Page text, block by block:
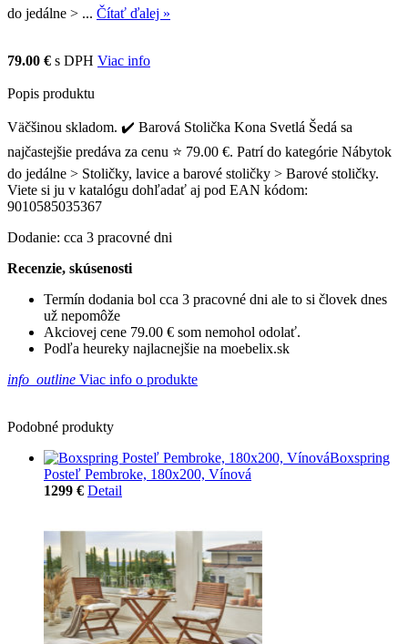
do jedálne > ... Čítať ďalej »
79.00 € s DPH Viac info
Popis produktu
Väčšinou skladom. ✔️ Barová Stolička Kona Svetlá Šedá sa
najčastejšie predáva za cenu ⭐ 79.00 €. Patrí do kategórie Nábytok
do jedálne > Stoličky, lavice a barové stoličky > Barové stoličky.
Viete si ju v katalógu dohľadať aj pod EAN kódom:
9010585035367
Dodanie: cca 3 pracovné dni
Recenzie, skúsenosti
Termín dodania bol cca 3 pracovné dni ale to si človek dnes
už nepomôže
Akciovej cene 79.00 € som nemohol odolať.
Podľa heureky najlacnejšie na moebelix.sk
info_outline Viac info o produkte
Podobné produkty
Boxspring
Posteľ Pembroke, 180x200, Vínová
1299 € Detail